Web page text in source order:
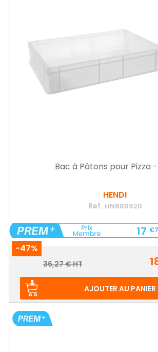
Bac à Pâtons pour Pizza
HENDI
Ref. HN880920
17
-47%
Prix
Prix
36,27 € HT
AJOUTER AU PANIER